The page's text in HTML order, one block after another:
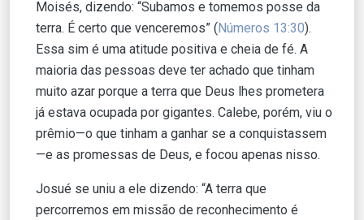
Moisés, dizendo: “Subamos e tomemos posse da
terra. É certo que venceremos” (Números 13:30).
Essa sim é uma atitude positiva e cheia de fé. A
maioria das pessoas deve ter achado que tinham
muito azar porque a terra que Deus lhes prometera
já estava ocupada por gigantes. Calebe, porém, viu o
prêmio—o que tinham a ganhar se a conquistassem
—e as promessas de Deus, e focou apenas nisso.
Josué se uniu a ele dizendo: “A terra que
percorremos em missão de reconhecimento é